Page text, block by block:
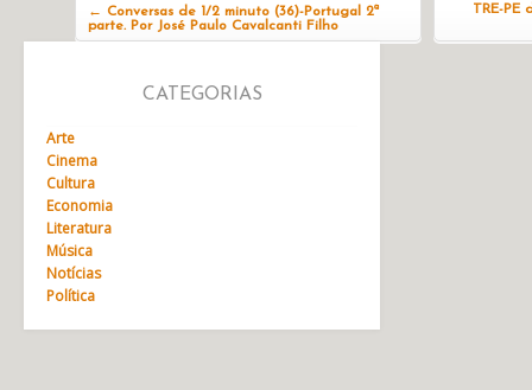
← Conversas de 1/2 minuto (36)-Portugal 2ª
parte. Por José Paulo Cavalcanti Filho
TRE-PE
CATEGORIAS
Arte
Cinema
Cultura
Economia
Literatura
Música
Notícias
Política